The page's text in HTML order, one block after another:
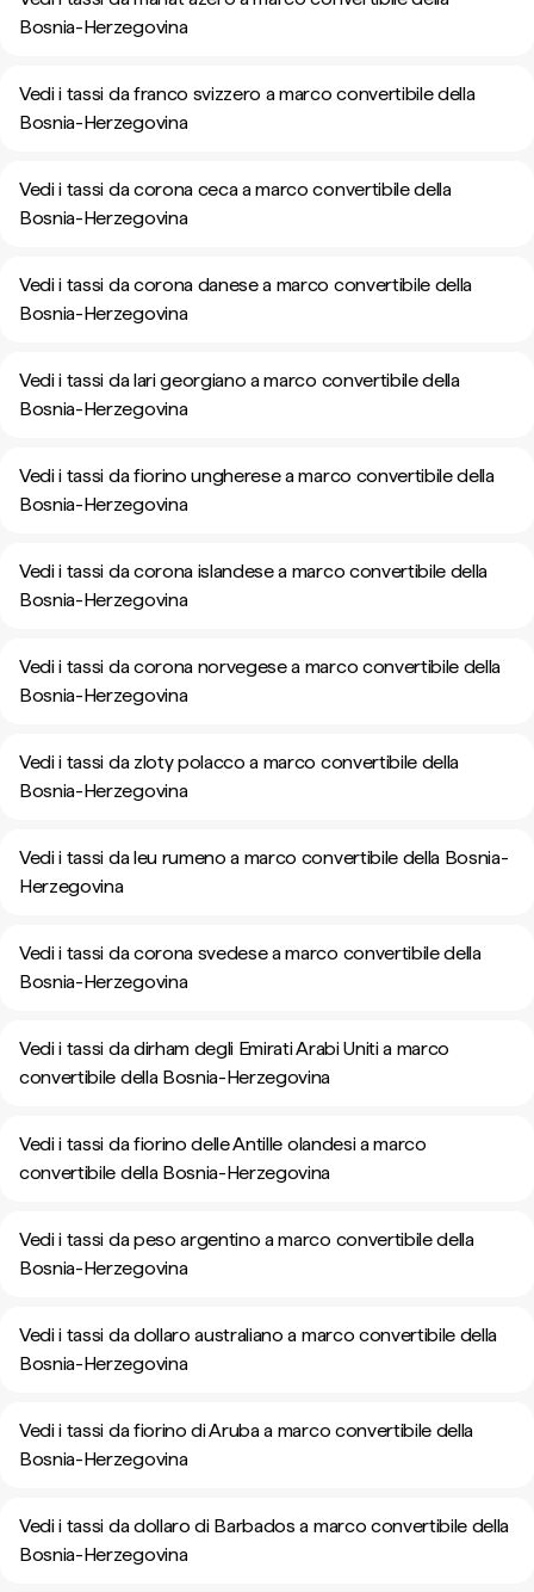
Bosnia-Herzegovina
Vedi i tassi da franco svizzero a marco convertibile della
Bosnia-Herzegovina
Vedi i tassi da corona ceca a marco convertibile della
Bosnia-Herzegovina
Vedi i tassi da corona danese a marco convertibile della
Bosnia-Herzegovina
Vedi i tassi da lari georgiano a marco convertibile della
Bosnia-Herzegovina
Vedi i tassi da fiorino ungherese a marco convertibile della
Bosnia-Herzegovina
Vedi i tassi da corona islandese a marco convertibile della
Bosnia-Herzegovina
Vedi i tassi da corona norvegese a marco convertibile della
Bosnia-Herzegovina
Vedi i tassi da zloty polacco a marco convertibile della
Bosnia-Herzegovina
Vedi i tassi da leu rumeno a marco convertibile della Bosnia-
Herzegovina
Vedi i tassi da corona svedese a marco convertibile della
Bosnia-Herzegovina
Vedi i tassi da dirham degli Emirati Arabi Uniti a marco
convertibile della Bosnia-Herzegovina
Vedi i tassi da fiorino delle Antille olandesi a marco
convertibile della Bosnia-Herzegovina
Vedi i tassi da peso argentino a marco convertibile della
Bosnia-Herzegovina
Vedi i tassi da dollaro australiano a marco convertibile della
Bosnia-Herzegovina
Vedi i tassi da fiorino di Aruba a marco convertibile della
Bosnia-Herzegovina
Vedi i tassi da dollaro di Barbados a marco convertibile della
Bosnia-Herzegovina